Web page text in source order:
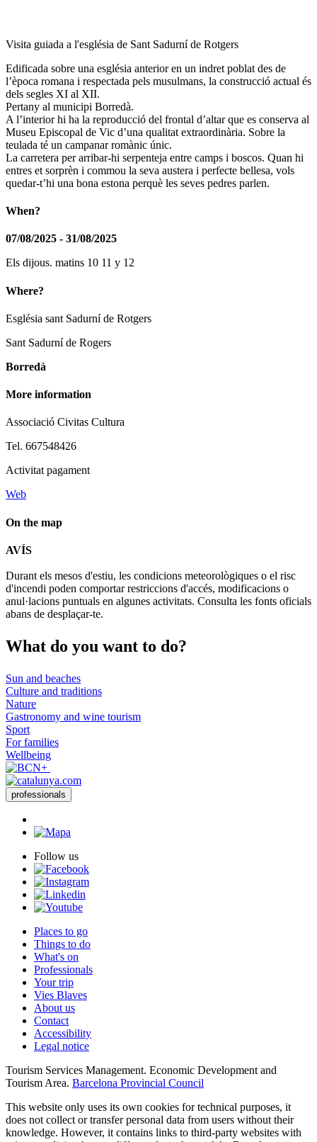
Visita guiada a l'església de Sant Sadurní de Rotgers
Edificada sobre una església anterior en un indret poblat des de
l’època romana i respectada pels musulmans, la construcció actual és
dels segles XI al XII.
Pertany al municipi Borredà.
A l’interior hi ha la reproducció del frontal d’altar que es conserva al
Museu Episcopal de Vic d’una qualitat extraordinària. Sobre la
teulada té un campanar romànic únic.
La carretera per arribar-hi serpenteja entre camps i boscos. Quan hi
entres et sorprèn i commou la seva austera i perfecte bellesa, vols
quedar-t’hi una bona estona perquè les seves pedres parlen.
When?
07/08/2025 - 31/08/2025
Els dijous. matins 10 11 y 12
Where?
Església sant Sadurní de Rotgers
Sant Sadurní de Rogers
Borredà
More information
Associació Civitas Cultura
Tel. 667548426
Activitat pagament
Web
On the map
−
AVÍS
Durant els mesos d'estiu, les condicions meteorològiques o el risc
d'incendi poden comportar restriccions d'accés, modificacions o
anul·lacions puntuals en algunes activitats. Consulta les fonts oficials
abans de desplaçar-te.
What do you want to do?
Sun and beaches
Culture and traditions
Nature
Gastronomy and wine tourism
Sport
For families
Wellbeing
professionals
Follow us
Places to go
Things to do
What's on
Professionals
Your trip
Vies Blaves
About us
Contact
Accessibility
Legal notice
Tourism Services Management. Economic Development and
Tourism Area. Barcelona Provincial Council
This website only uses its own cookies for technical purposes, it
does not collect or transfer personal data from users without their
knowledge. However, it contains links to third-party websites with